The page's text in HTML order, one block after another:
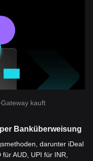
kauft
Banküberweisung
darunter iDeal
für AUD, UPI für INR,